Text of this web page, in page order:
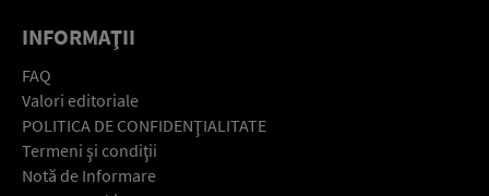
INFORMAŢII
FAQ
Valori editoriale
POLITICA DE CONFIDENŢIALITATE
Termeni şi condiţii
Notă de Informare